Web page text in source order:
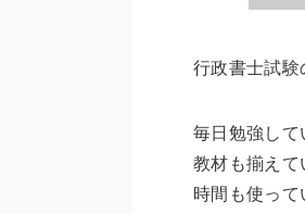
行政書士試験
毎日勉強して
教材も揃えて
時間も使って